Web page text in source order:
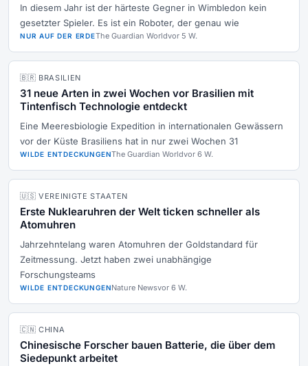
In diesem Jahr ist der härteste Gegner in Wimbledon kein
gesetzter Spieler. Es ist ein Roboter, der genau wie
NUR AUF DER ERDEThe Guardian Worldvor 5 W.
🇧🇷 BRASILIEN
31 neue Arten in zwei Wochen vor Brasilien mit
Tintenfisch Technologie entdeckt
Eine Meeresbiologie Expedition in internationalen Gewässern
vor der Küste Brasiliens hat in nur zwei Wochen 31
WILDE ENTDECKUNGENThe Guardian Worldvor 6 W.
🇺🇸 VEREINIGTE STAATEN
Erste Nuklearuhren der Welt ticken schneller als
Atomuhren
Jahrzehntelang waren Atomuhren der Goldstandard für
Zeitmessung. Jetzt haben zwei unabhängige
Forschungsteams
WILDE ENTDECKUNGENNature Newsvor 6 W.
🇨🇳 CHINA
Chinesische Forscher bauen Batterie, die über dem
Siedepunkt arbeitet